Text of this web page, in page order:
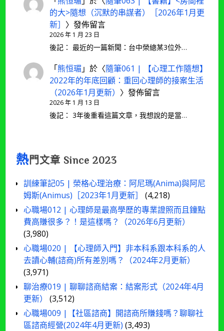
的大>隨想（沉默的串謀者）［2026年1月更
新］ 〉發佈留言
2026 年 1 月 23 日
後記： 最近的一篇新聞：台中榮總某3位外…
「熊恒瑂 」於〈隨筆061 | 【心理工作隨想】
2022年的年底回顧：重回心理師的接案生活
（2026年1月更新） 〉發佈留言
2026 年 1 月 13 日
後記： 3年後重看這篇文章，我想說的是當…
熱門文章 Since 2023
訓練筆記05 | 榮格心理治療：阿尼瑪(Anima)與阿尼
姆斯(Animus)［2023年1月更新］
(4,218)
心職場012 | 心理師是最高學歷的專業證照而且鐘點
費高賺很多？！是這樣嗎？（2026年6月更新）
(3,980)
心職場020 | 【心理師入門】非本科系跟本科系的人
去讀心輔(諮商)所有差別嗎？（2024年2月更新）
(3,971)
聊治療019 | 聊聊諮商結案：結案形式（2024年4月
更新）
(3,512)
心職場009 |【社區諮商】開諮商所賺錢嗎？聊聊社
區諮商經營(2024年4月更新) (3,493)